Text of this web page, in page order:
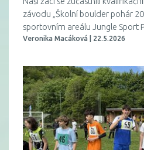
závodu „Školní boulder pohár
sportovním areálu Jungle Sport
Veronika Macáková | 22.5.2026